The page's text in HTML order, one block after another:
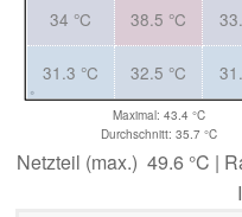
34 °C 38.5 °C
31.3 °C 32.5 °C
Maximal: 43.4 °C
Durchschnitt: 35.7 °C
Netzteil (max.) 49.6 °C |